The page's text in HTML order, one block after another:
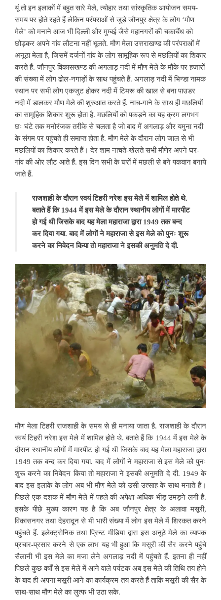
यूं तो इन इलाकों में बहुत सारे मेले, त्योहार तथा सांस्कृतिक आयोजन समय-
समय पर होते रहते हैं लेकिन परंपराओं से जुड़े जौनपुर क्षेत्र के लोग ‘मौण
मेले’ को मनाने आज भी दिल्ली और मुम्बई जैसे महानगरों की चकाचैंध को
छोड़कर अपने गांव लौटना नहीं भूलते. मौण मेला उत्तराखण्ड की परंपराओं में
अनूठा मेला है, जिसमें दर्जनों गांव के लोग सामूहिक रूप से मछलियों का शिकार
करते हैं. जौनपुर विकासखण्ड की अगलाड़ नदी में मौण मेले के मौके पर हजारों
की संख्या में लोग ढोल-नगाड़ों के साथ पहुंचते हैं. अगलाड़ नदी में भिन्डा नामक
स्थान पर सभी लोग एकजुट होकर नदी में टिमरू की खाल से बना पाउडर
नदी में डालकर मौण मेले की शुरुआत करते हैं. नाच-गाने के साथ ही मछलियों
का सामूहिक शिकार शुरू होता है. मछलियों को पकड़ने का यह क्रम लगभग
छः घंटे तक मनोरंजक तरीके से चलता है जो बाद में अगलाड़ और यमुना नदी
के संगम पर पहुंचते ही समाप्त होता है. मौण मेले के दौरान लोग जाल से भी
मछलियों का शिकार करते हैं। देर शाम नाचते-खेलते सभी मौणेर अपने घर-
गांव की ओर लौट आते हैं. इस दिन सभी के घरों में मछली से बने पकवान बनाये
जाते हैं.
राजशाही के दौरान स्वयं टिहरी नरेश इस मेले में शामिल होते थे.
बताते हैं कि 1944 में इस मेले के दौरान स्थानीय लोगों में मारपीट
हो गई थी जिसके बाद यह मेला महाराजा द्वारा 1949 तक बन्द
कर दिया गया. बाद में लोगों ने महाराजा से इस मेले को पुनः शुरू
करने का निवेदन किया तो महाराजा ने इसकी अनुमति दे दी.
मौण मेला टिहरी राजशाही के समय से ही मनाया जाता है. राजशाही के दौरान
स्वयं टिहरी नरेश इस मेले में शामिल होते थे. बताते हैं कि 1944 में इस मेले के
दौरान स्थानीय लोगों में मारपीट हो गई थी जिसके बाद यह मेला महाराजा द्वारा
1949 तक बन्द कर दिया गया. बाद में लोगों ने महाराजा से इस मेले को पुनः
शुरू करने का निवेदन किया तो महाराजा ने इसकी अनुमति दे दी. 1949 के
बाद इस इलाके के लोग अब भी मौण मेले को उसी उत्साह के साथ मनाते हैं।
पिछले एक दशक में मौण मेले में पहले की अपेक्षा अधिक भीड़ उमड़ने लगी है.
इसके पीछे मुख्य कारण यह है कि अब जौनपुर क्षेत्र के अलावा मसूरी,
विकासनगर तथा देहरादून से भी भारी संख्या में लोग इस मेले में शिरकत करने
पहुंचते हैं. इलेक्ट्रोनिक तथा प्रिन्ट मीडिया द्वारा इस अनूठे मेले का व्यापक
प्रचार-प्रसार करने से एक लाभ यह भी हुआ कि मसूरी की सैर करने पहुंचे
सैलानी भी इस मेले का मजा लेने अगलाड़ नदी में पहुंचते हैं. इतना ही नहीं
पिछले कुछ वर्षों से इस मेले में आने वाले पर्यटक अब इस मेले की तिथि तय होने
के बाद ही अपना मसूरी आने का कार्यक्रम तय करते हैं ताकि मसूरी की सैर के
साथ-साथ मौण मेले का लुत्फ भी उठा सके.